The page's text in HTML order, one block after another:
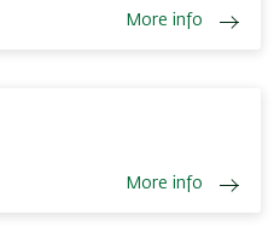
More info
More info